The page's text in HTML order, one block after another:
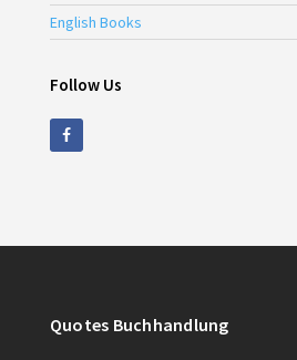
English Books
Follow Us
Quotes Buchhandlung